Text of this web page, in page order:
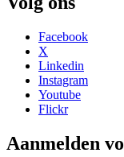
Facebook
X
Linkedin
Instagram
Youtube
Flickr
Aanmelden